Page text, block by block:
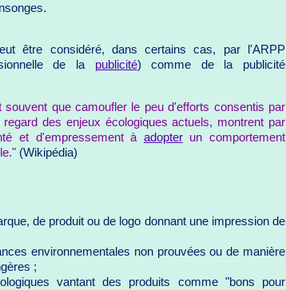
être considéré, dans certains cas, par l'ARPP
de la publicité) comme de la publicité
souvent que camoufler le peu d'efforts consentis par
regard des enjeux écologiques actuels, montrent par
et d'empressement à adopterun comportement
(Wikipédia)
de produit ou de logo donnant une impression de
environnementales non prouvées ou de manière
;
vantant des produits comme "bons pour